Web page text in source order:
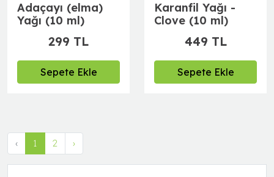
Adaçayı (elma)
Yağı (10 ml)
299 TL
Sepete Ekle
Karanfil Yağı -
Clove (10 ml)
449 TL
Sepete Ekle
‹ 1 2 ›